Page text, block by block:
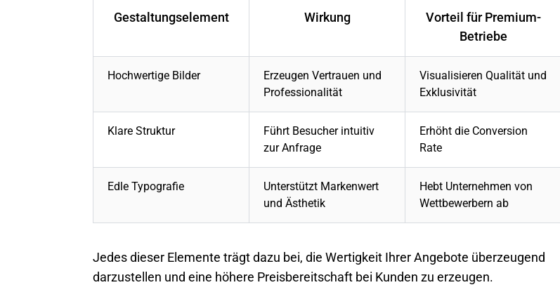
Gestaltungselement Wirkung
Vorteil für Premium-
Betriebe
Hochwertige Bilder
Erzeugen Vertrauen und
Professionalität
Visualisieren Qualität und
Exklusivität
Klare Struktur
Führt Besucher intuitiv
zur Anfrage
Erhöht die Conversion
Rate
Edle Typografie
Unterstützt Markenwert
und Ästhetik
Hebt Unternehmen von
Wettbewerbern ab
Jedes dieser Elemente trägt dazu bei, die Wertigkeit Ihrer Angebote überzeugend
darzustellen und eine höhere Preisbereitschaft bei Kunden zu erzeugen.